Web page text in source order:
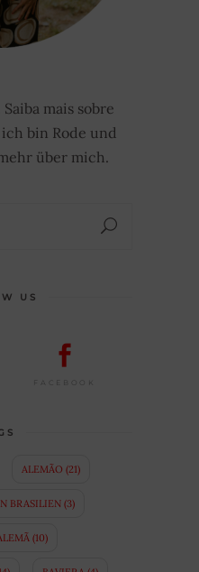
mais sobre
ich bin Rode und
über mich.
US
FACEBOOK
ALEMÃO (21)
BRASILIEN(3)
(10)